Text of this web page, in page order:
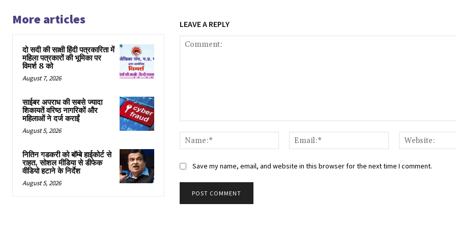
More articles
दो सदी की साक्षी हिंदी पत्रकारिता में
महिला पत्रकारों की भूमिका पर
विमर्श 8 को
August 7, 2026
साईबर अपराध की सबसे ज्यादा
शिकायतें वरिष्ठ नागरिकों और
महिलाओं ने दर्ज कराईं
August 5, 2026
नितिन गडकरी को बॉम्बे हाईकोर्ट से
राहत, सोशल मीडिया से डीफेक
वीडियो हटाने के निर्देश
August 5, 2026
LEAVE A REPLY
Name:*
Email:*
Save my name, email, and website in this browser for the next time I comment.